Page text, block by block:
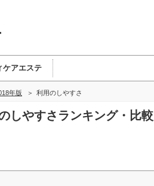
ケアエステ
年版 利用のしやすさ
しやすさランキング・比較